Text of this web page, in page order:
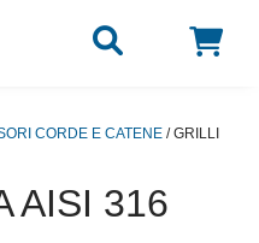
CORDE E CATENE / GRILLI
AISI 316